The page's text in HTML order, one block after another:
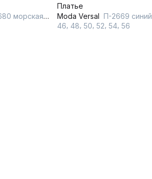
морская волна
Платье
Moda Versal П-2669 синий
46 48 50 52 54 56